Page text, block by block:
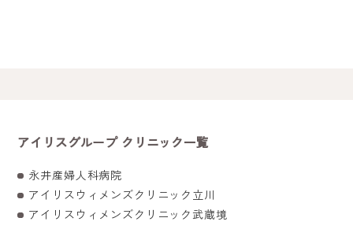
アイリスグループ クリニック一覧
永井産婦人科病院
アイリスウィメンズクリニック立川
アイリスウィメンズクリニック武蔵境